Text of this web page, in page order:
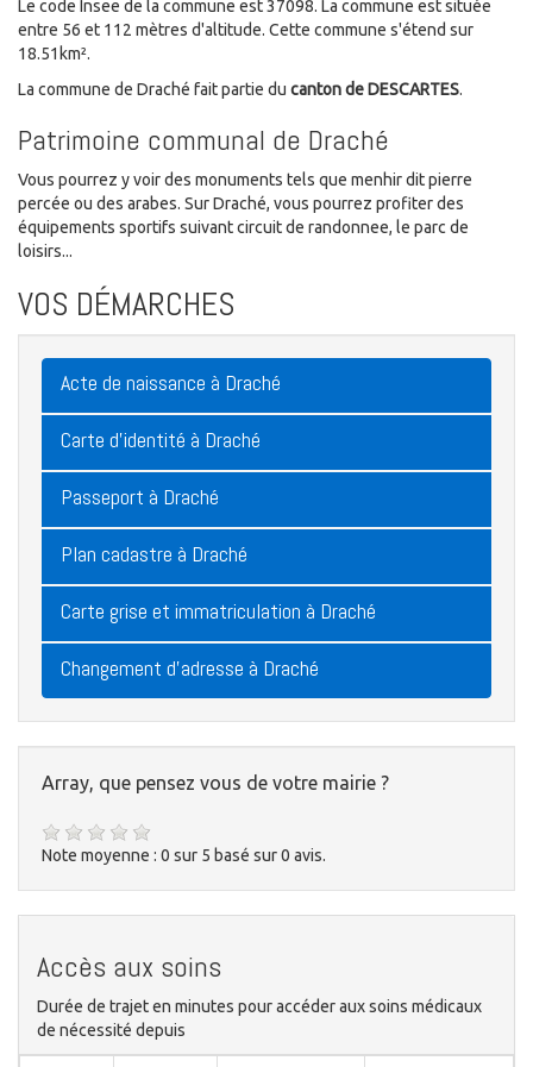
Le code Insee de la commune est 37098. La commune est située
entre 56 et 112 mètres d'altitude. Cette commune s'étend sur
18.51km².
La commune de Draché fait partie du canton de DESCARTES.
Patrimoine communal de Draché
Vous pourrez y voir des monuments tels que menhir dit pierre
percée ou des arabes. Sur Draché, vous pourrez profiter des
équipements sportifs suivant circuit de randonnee, le parc de
loisirs...
VOS DÉMARCHES
Acte de naissance à Draché
Carte d'identité à Draché
Passeport à Draché
Plan cadastre à Draché
Carte grise et immatriculation à Draché
Changement d'adresse à Draché
Array, que pensez vous de votre mairie ?
Note moyenne : 0 sur 5 basé sur0 avis.
Accès aux soins
Durée de trajet en minutes pour accéder aux soins médicaux
de nécessité depuis